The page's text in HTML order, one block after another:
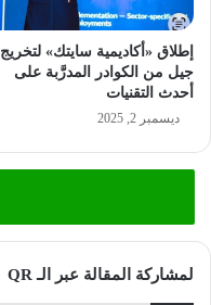
إطلاق «أكاديمية سايتك» لتخريج
جيل من الكوادر المدرَّبة على
أحدث التقنيات
ديسمبر 2, 2025
لمشاركة المقالة عبر الـ QR